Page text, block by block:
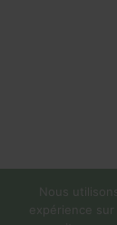
Nous
expérience